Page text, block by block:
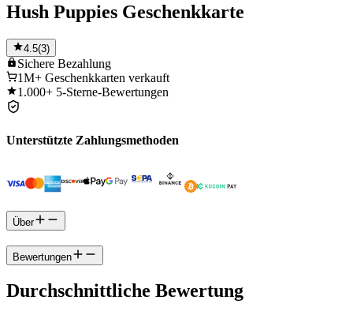
Hush Puppies Geschenkkarte
4.5(3)
Sichere Bezahlung
1M+ Geschenkkarten verkauft
1.000+ 5-Sterne-Bewertungen
Unterstützte Zahlungsmethoden
Über
Bewertungen
Durchschnittliche Bewertung